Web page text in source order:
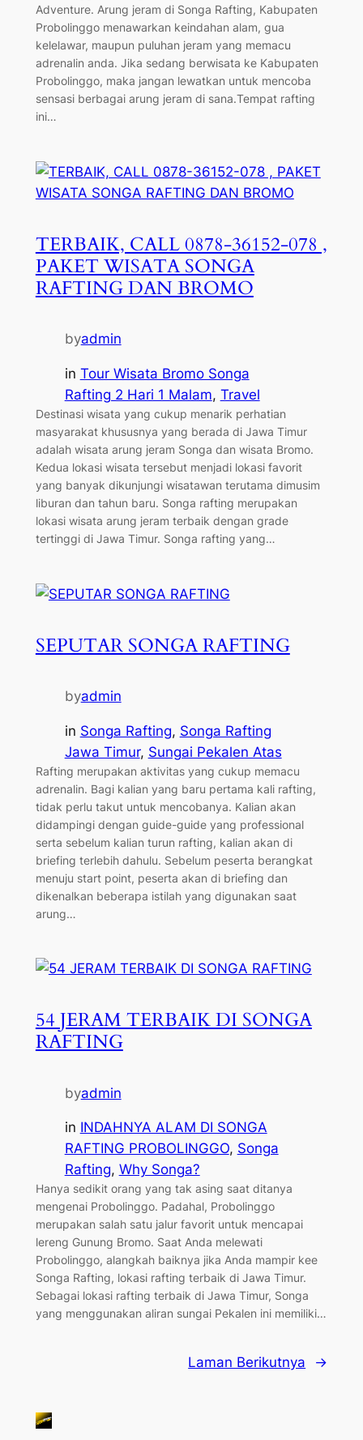
Adventure. Arung jeram di Songa Rafting, Kabupaten
Probolinggo menawarkan keindahan alam, gua
kelelawar, maupun puluhan jeram yang memacu
adrenalin anda. Jika sedang berwisata ke Kabupaten
Probolinggo, maka jangan lewatkan untuk mencoba
sensasi berbagai arung jeram di sana.Tempat rafting
ini…
TERBAIK, CALL 0878-36152-078 ,
PAKET WISATA SONGA
RAFTING DAN BROMO
byadmin
in Tour Wisata Bromo Songa
Rafting 2 Hari 1 Malam, Travel
Destinasi wisata yang cukup menarik perhatian
masyarakat khususnya yang berada di Jawa Timur
adalah wisata arung jeram Songa dan wisata Bromo.
Kedua lokasi wisata tersebut menjadi lokasi favorit
yang banyak dikunjungi wisatawan terutama dimusim
liburan dan tahun baru. Songa rafting merupakan
lokasi wisata arung jeram terbaik dengan grade
tertinggi di Jawa Timur. Songa rafting yang…
SEPUTAR SONGA RAFTING
byadmin
in Songa Rafting, Songa Rafting
Jawa Timur, Sungai Pekalen Atas
Rafting merupakan aktivitas yang cukup memacu
adrenalin. Bagi kalian yang baru pertama kali rafting,
tidak perlu takut untuk mencobanya. Kalian akan
didampingi dengan guide-guide yang professional
serta sebelum kalian turun rafting, kalian akan di
briefing terlebih dahulu. Sebelum peserta berangkat
menuju start point, peserta akan di briefing dan
dikenalkan beberapa istilah yang digunakan saat
arung…
54 JERAM TERBAIK DI SONGA
RAFTING
byadmin
in INDAHNYA ALAM DI SONGA
RAFTING PROBOLINGGO, Songa
Rafting, Why Songa?
Hanya sedikit orang yang tak asing saat ditanya
mengenai Probolinggo. Padahal, Probolinggo
merupakan salah satu jalur favorit untuk mencapai
lereng Gunung Bromo. Saat Anda melewati
Probolinggo, alangkah baiknya jika Anda mampir kee
Songa Rafting, lokasi rafting terbaik di Jawa Timur.
Sebagai lokasi rafting terbaik di Jawa Timur, Songa
yang menggunakan aliran sungai Pekalen ini memiliki…
Laman Berikutnya →